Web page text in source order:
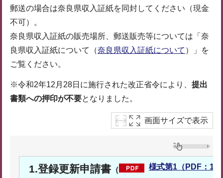
郵送の場合は奈良県収入証紙を同封してください（現金
不可）。
奈良県収入証紙の販売場所、郵送販売等については「奈
良県収入証紙について（奈良県収入証紙について ）」を
ご覧ください。
※令和2年12月28日に施行された改正省令により、 提出
書類への押印が不要となりました。
画面サイズで表示
1.登録更新申請書 （
様式第1（PDF：